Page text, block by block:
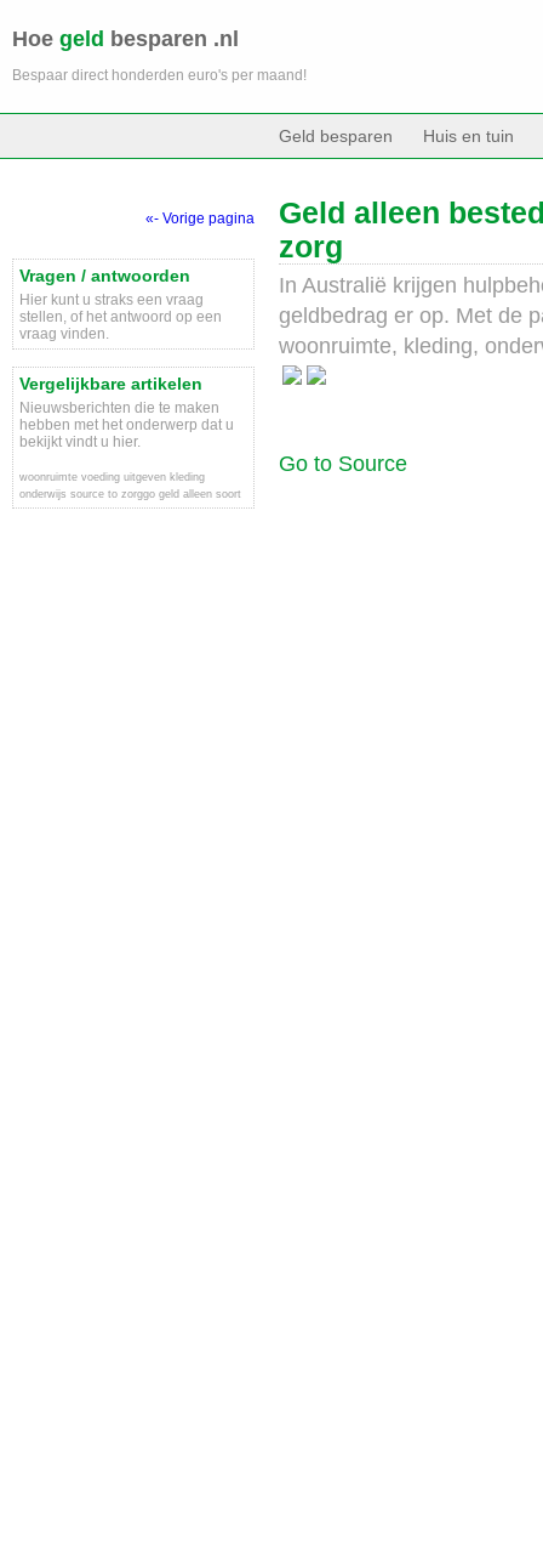
Hoe geld besparen .nl
Bespaar direct honderden euro's per maand!
Geld besparen Huis en tuin
«- Vorige pagina
Vragen / antwoorden
Hier kunt u straks een vraag
stellen, of het antwoord op een
vraag vinden.
Vergelijkbare artikelen
Nieuwsberichten die te maken
hebben met het onderwerp dat u
bekijkt vindt u hier.
woonruimte voeding uitgeven kleding
onderwijs source to zorggo geld alleen soort
Geld alleen
zorg
In Australië krijgen
geldbedrag er op. Met de
woonruimte, kleding,
Go to Source